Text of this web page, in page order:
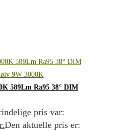
589Lm Ra95 38° DIM
pris var:
Den aktuelle pris er: